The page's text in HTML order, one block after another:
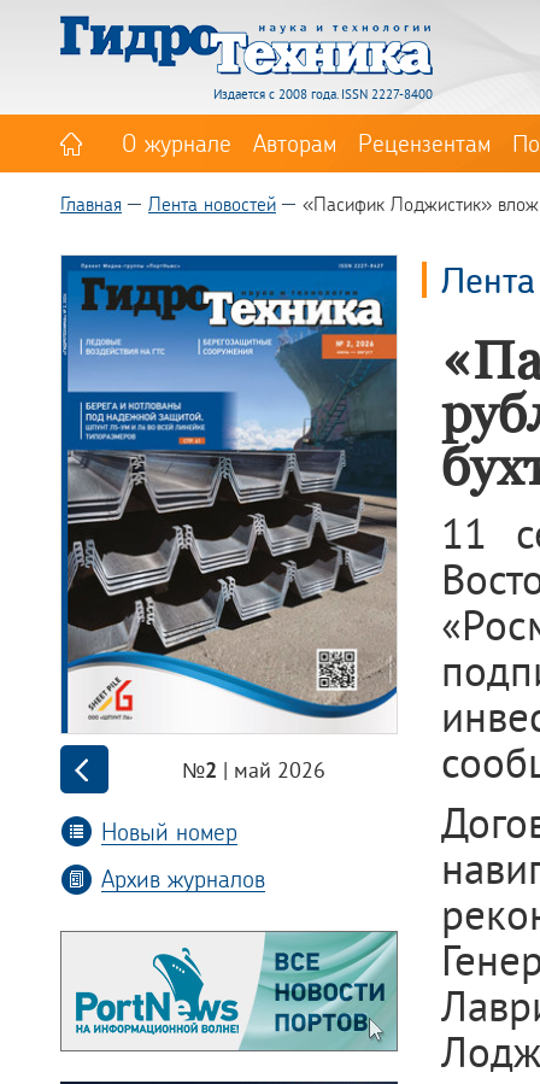
Издается с 2008 года. ISSN 2227-8400
О журнале Авторам Рецензентам
Главная Лента новостей «Пасифик Лоджистик»
№2 | май 2026
Новый номер
Архив журналов
11